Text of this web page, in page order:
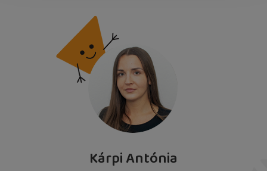
Kárpi Antónia